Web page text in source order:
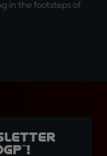
in the footsteps of